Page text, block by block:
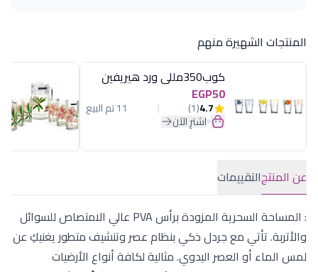
المنتجات الشهيرة منهم
كوب350مللى ورد هيريفين
EGP50
4.7
(1) 11 تم البيع
اشترِ الآن
عن المنتجالتقييمات
: المساحة السحرية المزودة برأس PVA عالي الامتصاص للسوائل
والأتربة. تأتي مع جردل ذكي بنظام عصر وتنشيف متطور يغنيكِ عن
لمس الماء أو العصر اليدوي. مثالية لكافة أنواع الأرضيات